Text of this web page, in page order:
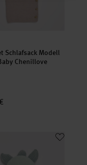
Schlafsack Modell
Chenillove
Chenillove
Schildkröte Modell 11